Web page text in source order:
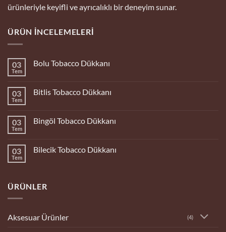
ürünleriyle keyifli ve ayrıcalıklı bir deneyim sunar.
ÜRÜN İNCELEMELERI
03
Tem
Bolu Tobacco Dükkanı
Tobacco
03
Tem
Bitlis Tobacco Dükkanı
Tobacco
03
Tem
Bingöl Tobacco Dükkanı
Tobacco
03
Tem
Bilecik Tobacco Dükkanı
Dükkanı
ÜRÜNLER
Aksesuar Ürünler (4)